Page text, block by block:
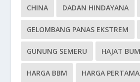
CHINA DADAN HINDAYANA
GELOMBANG PANAS EKSTREM
GUNUNG SEMERU HAJAT
HARGA BBM HARGA